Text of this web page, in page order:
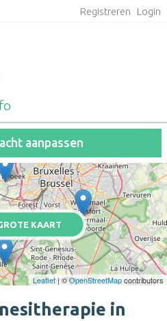
Registreren Login
aanpassen
KAART
Leaflet| ©OpenStreetMapcontributors
in